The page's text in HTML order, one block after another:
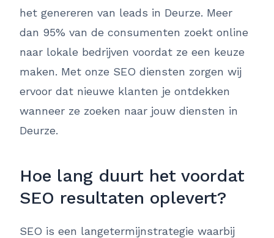
het genereren van leads in Deurze. Meer
dan 95% van de consumenten zoekt online
naar lokale bedrijven voordat ze een keuze
maken. Met onze SEO diensten zorgen wij
ervoor dat nieuwe klanten je ontdekken
wanneer ze zoeken naar jouw diensten in
Deurze.
Hoe lang duurt het voordat
SEO resultaten oplevert?
SEO is een langetermijnstrategie waarbij